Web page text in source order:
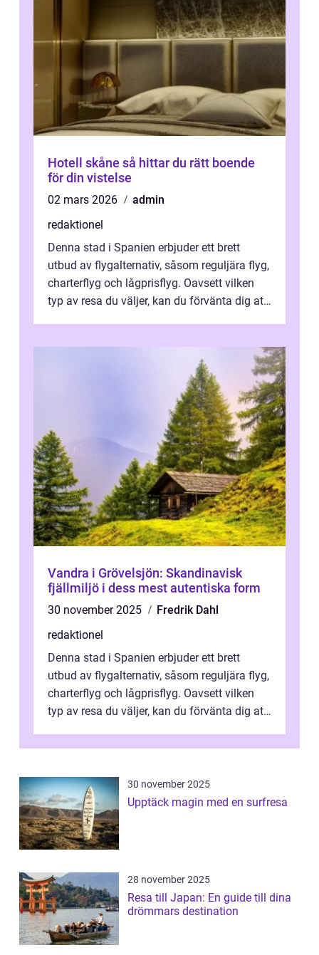
Hotell skåne så hittar du rätt boende
för din vistelse
02 mars 2026
admin
redaktionel
Denna stad i Spanien erbjuder ett brett
utbud av flygalternativ, såsom reguljära flyg,
charterflyg och lågprisflyg. Oavsett vilken
typ av resa du väljer, kan du förvänta dig att
Vandra i Grövelsjön: Skandinavisk
fjällmiljö i dess mest autentiska form
30 november 2025
Fredrik Dahl
redaktionel
Denna stad i Spanien erbjuder ett brett
utbud av flygalternativ, såsom reguljära flyg,
charterflyg och lågprisflyg. Oavsett vilken
typ av resa du väljer, kan du förvänta dig att
30 november 2025
Upptäck magin med en surfresa
28 november 2025
Resa till Japan: En guide till dina
drömmars destination